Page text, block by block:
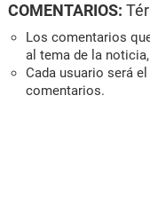
COMENTARIOS:
Los comentarios
al tema de la
Cada usuario será
comentarios.